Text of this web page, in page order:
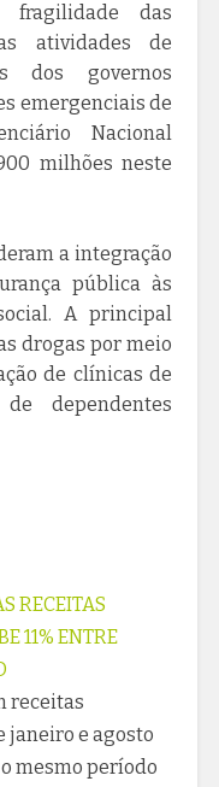
fragilidade das
atividades de
dos governos
emergenciais de
Nacional
milhões neste
a integração
pública às
A principal
drogas por meio
de clínicas de
dependentes
RECEITAS
11% ENTRE
receitas
janeiro e agosto
mesmo período